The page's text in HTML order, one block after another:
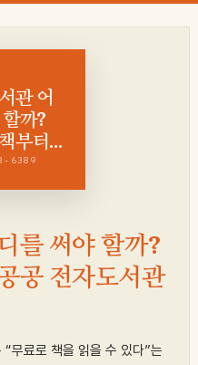
관 어
까?
부터…
6389
를 써야 할까?
공 전자도서관
무료로 책을 읽을 수 있다”는